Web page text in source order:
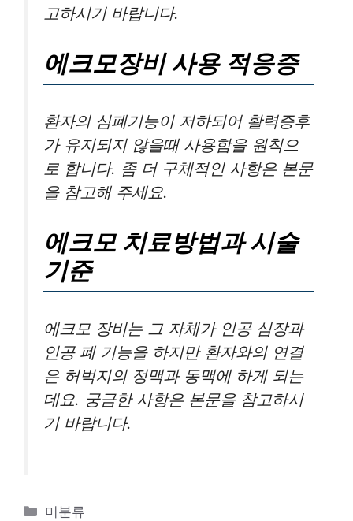
고하시기 바랍니다.
에크모장비 사용 적응증
환자의 심폐기능이 저하되어 활력증후
가 유지되지 않을때 사용함을 원칙으
로 합니다. 좀 더 구체적인 사항은 본문
을 참고해 주세요.
에크모 치료방법과 시술
기준
에크모 장비는 그 자체가 인공 심장과
인공 폐 기능을 하지만 환자와의 연결
은 허벅지의 정맥과 동맥에 하게 되는
데요. 궁금한 사항은 본문을 참고하시
기 바랍니다.
카
미분류